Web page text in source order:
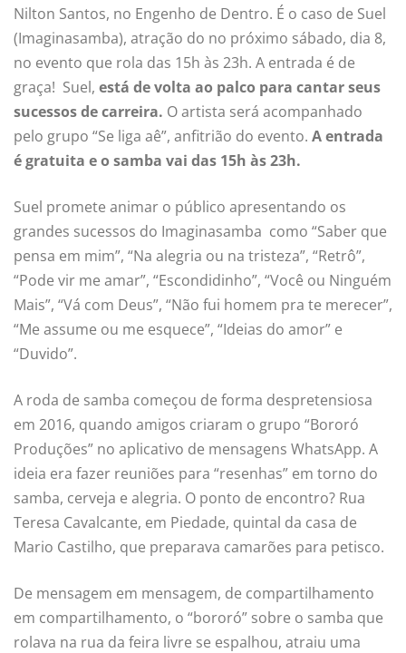
Nilton Santos, no Engenho de Dentro. É o caso de Suel
(Imaginasamba), atração do no próximo sábado, dia 8,
no evento que rola das 15h às 23h. A entrada é de
graça! Suel, está de volta ao palco para cantar seus
sucessos de carreira. O artista será acompanhado
pelo grupo “Se liga aê”, anfitrião do evento. A entrada
é gratuita e o samba vai das 15h às 23h.
Suel promete animar o público apresentando os
grandes sucessos do Imaginasamba como “Saber que
pensa em mim”, “Na alegria ou na tristeza”, “Retrô”,
“Pode vir me amar”, “Escondidinho”, “Você ou Ninguém
Mais”, “Vá com Deus”, “Não fui homem pra te merecer”,
“Me assume ou me esquece”, “Ideias do amor” e
“Duvido”.
A roda de samba começou de forma despretensiosa
em 2016, quando amigos criaram o grupo “Bororó
Produções” no aplicativo de mensagens WhatsApp. A
ideia era fazer reuniões para “resenhas” em torno do
samba, cerveja e alegria. O ponto de encontro? Rua
Teresa Cavalcante, em Piedade, quintal da casa de
Mario Castilho, que preparava camarões para petisco.
De mensagem em mensagem, de compartilhamento
em compartilhamento, o “bororó” sobre o samba que
rolava na rua da feira livre se espalhou, atraiu uma